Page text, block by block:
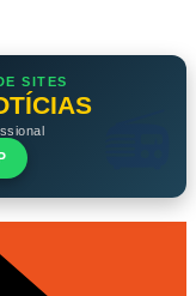
SITES